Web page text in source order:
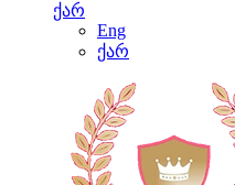
ქარ
Eng
ქარ